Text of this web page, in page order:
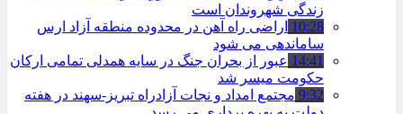
زندگی شهروندان است
10:28 اراضی راه آهن در محدوده منطقه آزاد ارس
ساماندهی می شود
14:41 عبور از بحران جنگ در سایه همدلی تمامی ارکان
حکومت میسر شد
9:32 مجتمع امداد و نجات آزادراه تبریز-سهند در هفته